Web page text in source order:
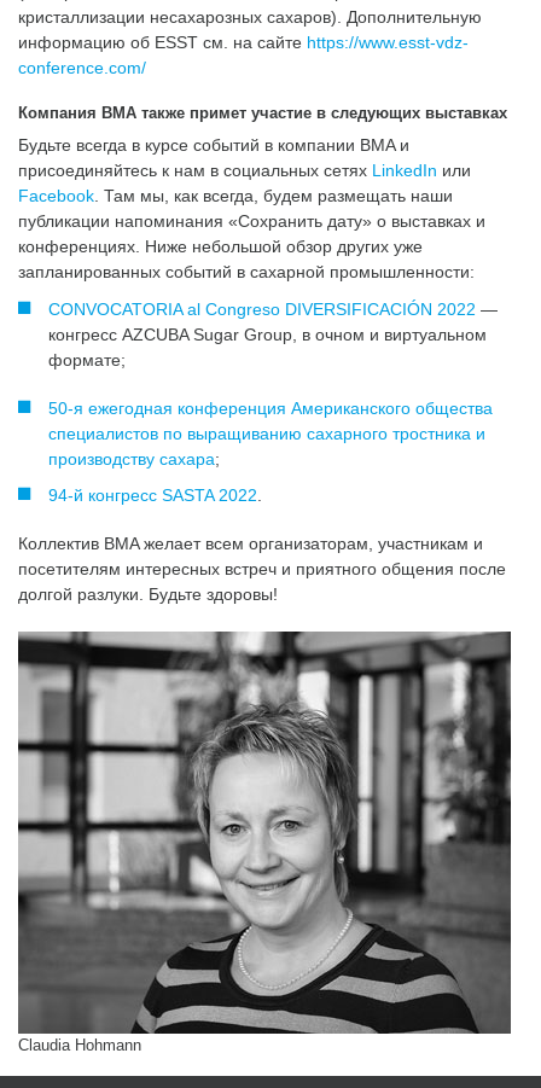
кристаллизации несахарозных сахаров). Дополнительную
информацию об ESST см. на сайте https://www.esst-vdz-
conference.com/
Компания BMA также примет участие в следующих выставках
Будьте всегда в курсе событий в компании BMA и
присоединяйтесь к нам в социальных сетях LinkedIn или
Facebook. Там мы, как всегда, будем размещать наши
публикации напоминания «Сохранить дату» о выставках и
конференциях. Ниже небольшой обзор других уже
запланированных событий в сахарной промышленности:
CONVOCATORIA al Congreso DIVERSIFICACIÓN 2022 —
конгресс AZCUBA Sugar Group, в очном и виртуальном
формате;
50-я ежегодная конференция Американского общества
специалистов по выращиванию сахарного тростника и
производству сахара;
94-й конгресс SASTA 2022.
Коллектив BMA желает всем организаторам, участникам и
посетителям интересных встреч и приятного общения после
долгой разлуки. Будьте здоровы!
Claudia Hohmann